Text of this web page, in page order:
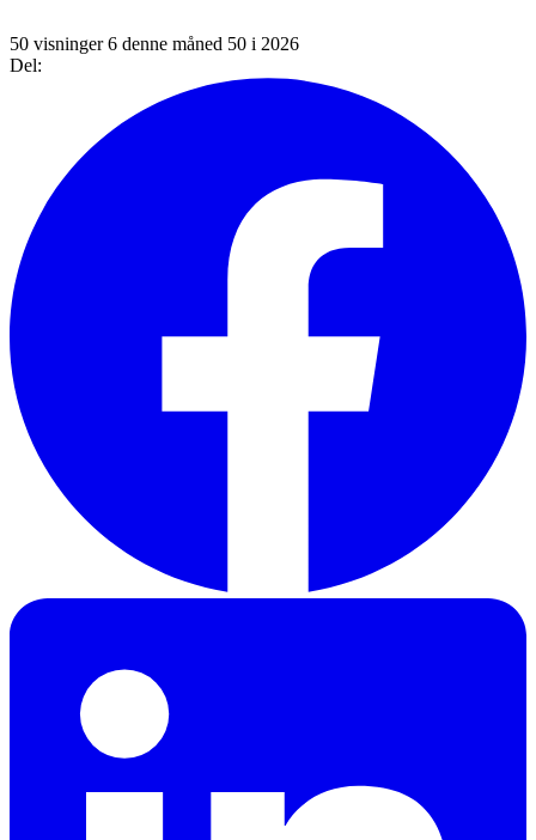
50 visninger6 denne måned 50 i 2026
Del: